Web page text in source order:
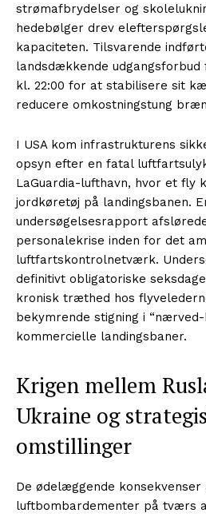
strømafbrydelser og
hedebølger drev
kapaciteten. Tilsvarende
landsdækkende
kl. 22:00 for at stabilisere sit
reducere omkostningstung
I USA kom infrastrukturens
opsyn efter en fatal
LaGuardia-lufthavn, hvor et fly
jordkøretøj på landingsbanen.
undersøgelsesrapport
personalekrise inden for det
luftfartskontrolnetværk.
definitivt obligatoriske
kronisk træthed hos
bekymrende stigning i
kommercielle landingsbaner.
Krigen mellem
Ukraine og
omstillinger
De ødelæggende konsekvenser
luftbombardementer på tværs